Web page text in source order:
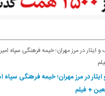
در مرز مهران؛ خیمه فرهنگی سپاه
+ فیلم